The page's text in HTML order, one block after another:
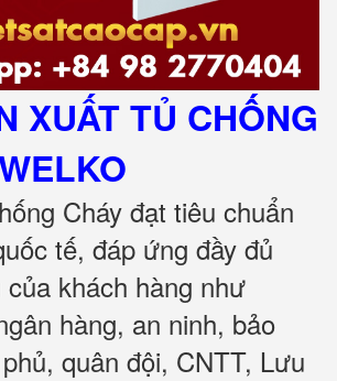
XUẤT TỦ CHỐNG
Cháy đạt tiêu chuẩn
tế, đáp ứng đầy đủ
khách hàng như
hàng, an ninh, bảo
quân đội, CNTT, Lưu